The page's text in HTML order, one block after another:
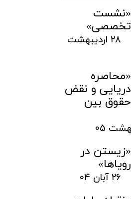
«نشست
تخصصی»
۲۸ اردیبهشت
«محاصره
دریایی و نقض
حقوق بین
«زیستن در
رویاها»
۲۶ آبان ۰۴